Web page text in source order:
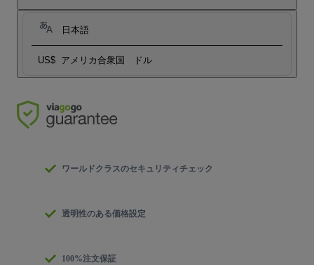
日本語
US$ アメリカ合衆国 ドル
ワールドクラスのセキュリティチェック
透明性のある価格設定
100%注文保証